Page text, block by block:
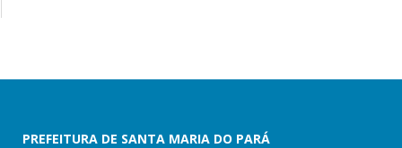
PREFEITURA DE SANTA MARIA DO PARÁ